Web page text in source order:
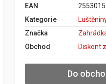
EAN
Kategorie
Značka
Obchod
Diskont
Do